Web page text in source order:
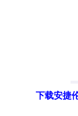
许多
依赖于
而通
下载安捷